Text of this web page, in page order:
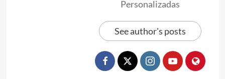
Personalizadas
See author's posts